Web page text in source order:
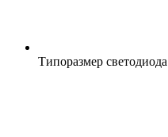
Типоразмер светодиода